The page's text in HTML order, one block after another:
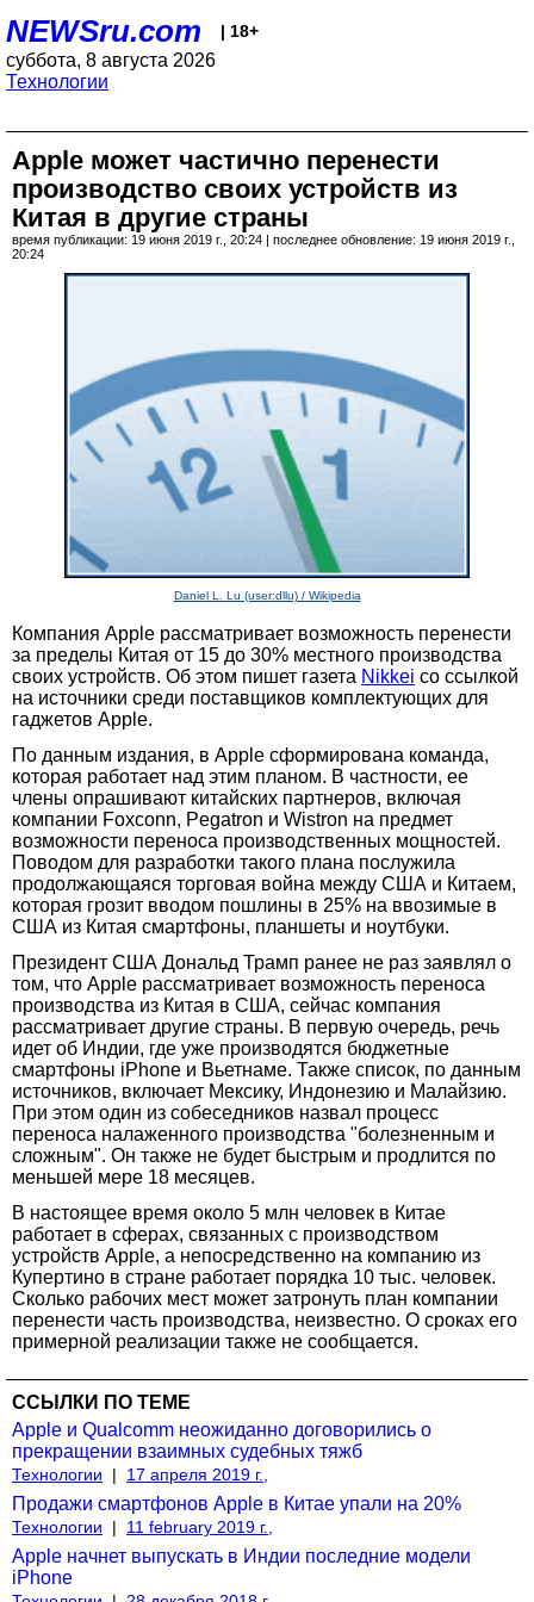
NEWSru.com | 18+
суббота, 8 августа 2026
Технологии
Apple может частично перенести
производство своих устройств из
Китая в другие страны
время публикации: 19 июня 2019 г., 20:24 | последнее обновление: 19 июня 2019 г.,
20:24
Daniel L. Lu (user:dllu) / Wikipedia
Компания Apple рассматривает возможность перенести
за пределы Китая от 15 до 30% местного производства
своих устройств. Об этом пишет газета Nikkei со ссылкой
на источники среди поставщиков комплектующих для
гаджетов Apple.
По данным издания, в Apple сформирована команда,
которая работает над этим планом. В частности, ее
члены опрашивают китайских партнеров, включая
компании Foxconn, Pegatron и Wistron на предмет
возможности переноса производственных мощностей.
Поводом для разработки такого плана послужила
продолжающаяся торговая война между США и Китаем,
которая грозит вводом пошлины в 25% на ввозимые в
США из Китая смартфоны, планшеты и ноутбуки.
Президент США Дональд Трамп ранее не раз заявлял о
том, что Apple рассматривает возможность переноса
производства из Китая в США, сейчас компания
рассматривает другие страны. В первую очередь, речь
идет об Индии, где уже производятся бюджетные
смартфоны iPhone и Вьетнаме. Также список, по данным
источников, включает Мексику, Индонезию и Малайзию.
При этом один из собеседников назвал процесс
переноса налаженного производства "болезненным и
сложным". Он также не будет быстрым и продлится по
меньшей мере 18 месяцев.
В настоящее время около 5 млн человек в Китае
работает в сферах, связанных с производством
устройств Apple, а непосредственно на компанию из
Купертино в стране работает порядка 10 тыс. человек.
Сколько рабочих мест может затронуть план компании
перенести часть производства, неизвестно. О сроках его
примерной реализации также не сообщается.
ССЫЛКИ ПО ТЕМЕ
Apple и Qualcomm неожиданно договорились о
прекращении взаимных судебных тяжб
Технологии | 17 апреля 2019 г.,
Продажи смартфонов Apple в Китае упали на 20%
Технологии | 11 february 2019 г.,
Apple начнет выпускать в Индии последние модели
iPhone